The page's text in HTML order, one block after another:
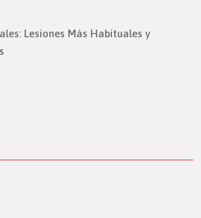
Lesiones Más Habituales y